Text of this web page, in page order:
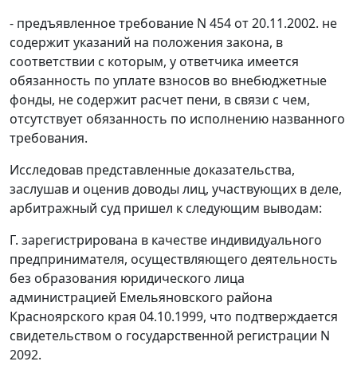
- предъявленное требование N 454 от 20.11.2002. не
содержит указаний на положения закона, в
соответствии с которым, у ответчика имеется
обязанность по уплате взносов во внебюджетные
фонды, не содержит расчет пени, в связи с чем,
отсутствует обязанность по исполнению названного
требования.
Исследовав представленные доказательства,
заслушав и оценив доводы лиц, участвующих в деле,
арбитражный суд пришел к следующим выводам:
Г. зарегистрирована в качестве индивидуального
предпринимателя, осуществляющего деятельность
без образования юридического лица
администрацией Емельяновского района
Красноярского края 04.10.1999, что подтверждается
свидетельством о государственной регистрации N
2092.